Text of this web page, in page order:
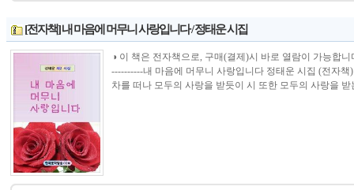
[전자책] 내 마음에 머무니 사랑입니다 / 정태운 시집
◑ 이 책은 전자책으로, 구매(결제)시 바로 열람이 가능합
----------내 마음에 머무니 사랑입니다 정태운 시집 (전자
차를 떠나 모두의 사랑을 받듯이 시 또한 모두의 사랑을